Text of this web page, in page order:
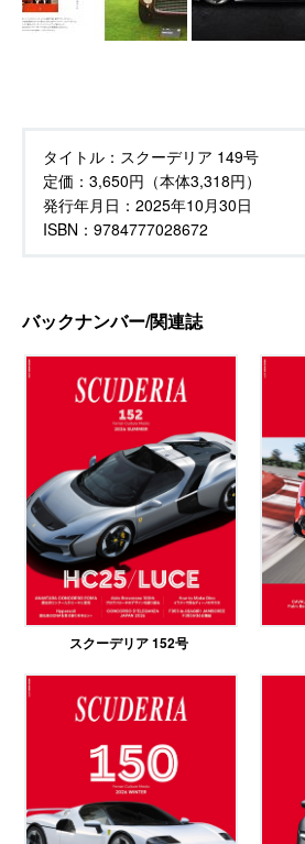
タイトル： スクーデリア 149号
定価： 3,650円（本体3,318円）
発行年月日： 2025年10月30日
ISBN：9784777028672
バックナンバー/関連誌
スクーデリア 152号